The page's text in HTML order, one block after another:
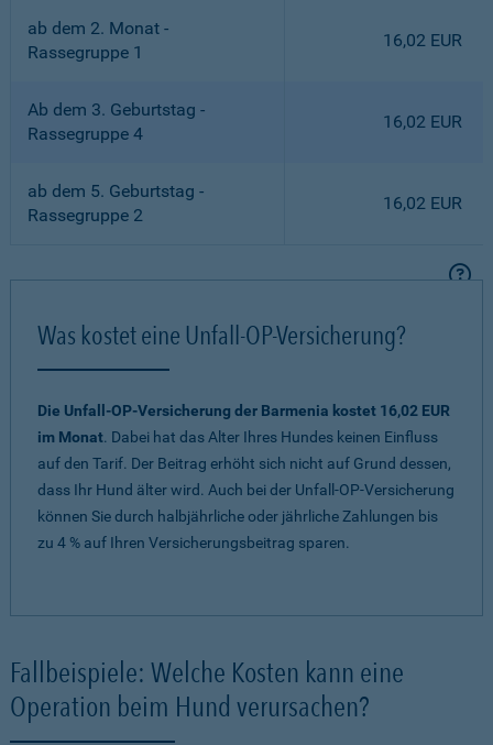
ab dem 2. Monat -
Rassegruppe 1
16,02 EUR
Ab dem 3. Geburtstag -
Rassegruppe 4
16,02 EUR
ab dem 5. Geburtstag -
Rassegruppe 2
16,02 EUR
Was kostet eine Unfall-OP-Versicherung?
Die Unfall-OP-Versicherung der Barmenia kostet 16,02 EUR
im Monat. Dabei hat das Alter Ihres Hundes keinen Einfluss
auf den Tarif. Der Beitrag erhöht sich nicht auf Grund dessen,
dass Ihr Hund älter wird. Auch bei der Unfall-OP-Versicherung
können Sie durch halbjährliche oder jährliche Zahlungen bis
zu 4 % auf Ihren Versicherungsbeitrag sparen.
Fallbeispiele: Welche Kosten kann eine
Operation beim Hund verursachen?